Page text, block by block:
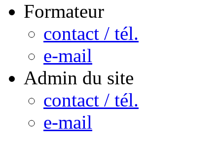
Formateur
contact / tél.
e-mail
Admin du site
contact / tél.
e-mail